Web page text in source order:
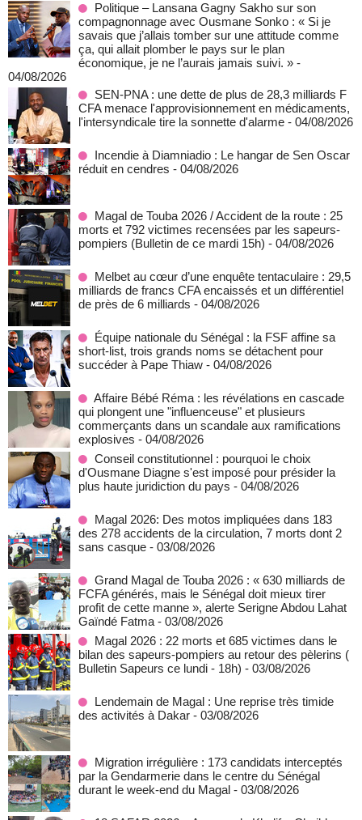
Politique – Lansana Gagny Sakho sur son
compagnonnage avec Ousmane Sonko : « Si je
savais que j’allais tomber sur une attitude comme
ça, qui allait plomber le pays sur le plan
économique, je ne l’aurais jamais suivi. » -
04/08/2026
SEN-PNA : une dette de plus de 28,3 milliards F
CFA menace l'approvisionnement en médicaments,
l'intersyndicale tire la sonnette d'alarme - 04/08/2026
Incendie à Diamniadio : Le hangar de Sen Oscar
réduit en cendres - 04/08/2026
Magal de Touba 2026 / Accident de la route : 25
morts et 792 victimes recensées par les sapeurs-
pompiers (Bulletin de ce mardi 15h) - 04/08/2026
Melbet au cœur d’une enquête tentaculaire : 29,5
milliards de francs CFA encaissés et un différentiel
de près de 6 milliards - 04/08/2026
Équipe nationale du Sénégal : la FSF affine sa
short-list, trois grands noms se détachent pour
succéder à Pape Thiaw - 04/08/2026
Affaire Bébé Réma : les révélations en cascade
qui plongent une "influenceuse" et plusieurs
commerçants dans un scandale aux ramifications
explosives - 04/08/2026
Conseil constitutionnel : pourquoi le choix
d'Ousmane Diagne s'est imposé pour présider la
plus haute juridiction du pays - 04/08/2026
Magal 2026: Des motos impliquées dans 183
des 278 accidents de la circulation, 7 morts dont 2
sans casque - 03/08/2026
Grand Magal de Touba 2026 : « 630 milliards de
FCFA générés, mais le Sénégal doit mieux tirer
profit de cette manne », alerte Serigne Abdou Lahat
Gaïndé Fatma - 03/08/2026
Magal 2026 : 22 morts et 685 victimes dans le
bilan des sapeurs-pompiers au retour des pèlerins (
Bulletin Sapeurs ce lundi - 18h) - 03/08/2026
Lendemain de Magal : Une reprise très timide
des activités à Dakar - 03/08/2026
Migration irrégulière : 173 candidats interceptés
par la Gendarmerie dans le centre du Sénégal
durant le week-end du Magal - 03/08/2026